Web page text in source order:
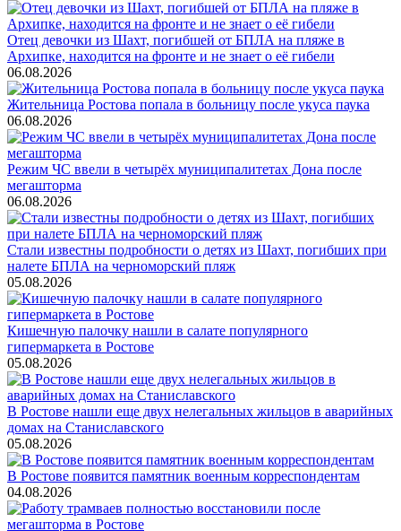
Отец девочки из Шахт, погибшей от БПЛА на пляже в
Архипке, находится на фронте и не знает о её гибели
06.08.2026
Жительница Ростова попала в больницу после укуса паука
06.08.2026
Режим ЧС ввели в четырёх муниципалитетах Дона после
мегашторма
06.08.2026
Стали известны подробности о детях из Шахт, погибших при
налете БПЛА на черноморский пляж
05.08.2026
Кишечную палочку нашли в салате популярного
гипермаркета в Ростове
05.08.2026
В Ростове нашли еще двух нелегальных жильцов в аварийных
домах на Станиславского
05.08.2026
В Ростове появится памятник военным корреспондентам
04.08.2026